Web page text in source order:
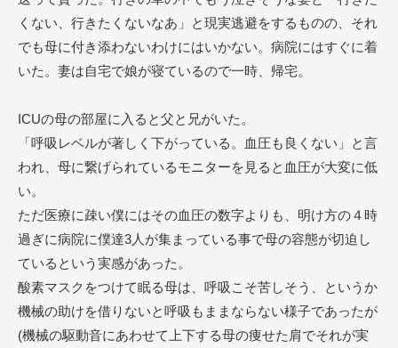
くない、行きたくないなあ」と現実逃避をするものの、それ
でも母に付き添わないわけにはいかない。病院にはすぐに着
いた。妻は自宅で娘が寝ているので一時、帰宅。
ICUの母の部屋に入ると父と兄がいた。
「呼吸レベルが著しく下がっている。血圧も良くない」と言
われ、母に繋げられているモニターを見ると血圧が大変に低
い。
ただ医療に疎い僕にはその血圧の数字よりも、明け方の４時
過ぎに病院に僕達3人が集まっている事で母の容態が切迫し
ているという実感があった。
酸素マスクをつけて眠る母は、呼吸こそ苦しそう、というか
機械の助けを借りないと呼吸もままならない様子であったが
(機械の駆動音にあわせて上下する母の痩せた肩でそれが実